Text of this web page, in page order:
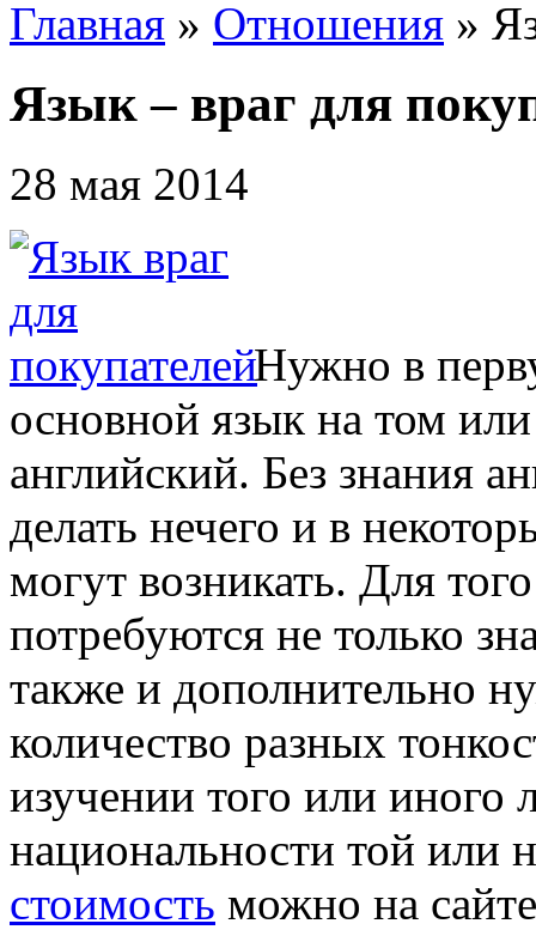
Главная » Отношения »
Язык – враг для
28 мая 2014
Нужно в
основной язык на том
английский. Без знания
делать нечего и в
могут возникать. Для
потребуются не только
также и дополнительно
количество разных
изучении того или иного
национальности той или
стоимость можно на